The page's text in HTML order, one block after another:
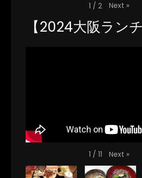
1 / 2 Next »
【2024大阪ランチ
1 / 11 Next »